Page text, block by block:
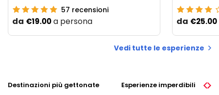
57 recensioni
da €19.00a persona da €25.00
Vedi tutte le esperienze
Destinazioni più gettonate Esperienze imperdibili